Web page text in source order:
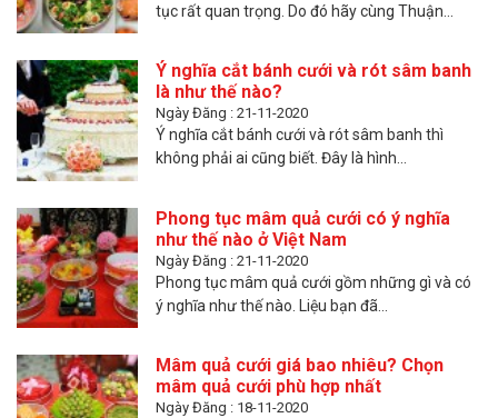
tục rất quan trọng. Do đó hãy cùng Thuận...
Ý nghĩa cắt bánh cưới và rót sâm banh
là như thế nào?
Ngày Đăng : 21-11-2020
Ý nghĩa cắt bánh cưới và rót sâm banh thì
không phải ai cũng biết. Đây là hình...
Phong tục mâm quả cưới có ý nghĩa
như thế nào ở Việt Nam
Ngày Đăng : 21-11-2020
Phong tục mâm quả cưới gồm những gì và có
ý nghĩa như thế nào. Liệu bạn đã...
Mâm quả cưới giá bao nhiêu? Chọn
mâm quả cưới phù hợp nhất
Ngày Đăng : 18-11-2020